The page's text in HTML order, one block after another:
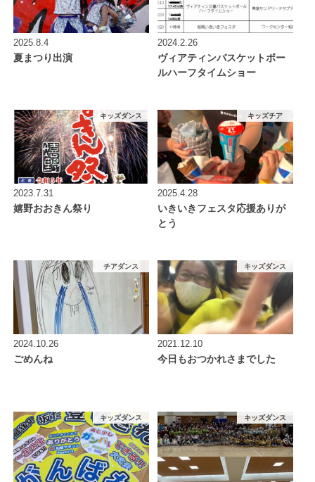
2025.8.4
夏まつり出演
2024.2.26
ヴィアティンバスケットボー
ルハーフタイムショー
キッズダンス
2023.7.31
嬉野おおきん祭り
キッズチア
2025.4.28
いきいきフェスタ応援ありが
とう
チアダンス
2024.10.26
ごめんね
キッズダンス
2021.12.10
今日もおつかれさまでした
キッズダンス キッズダンス